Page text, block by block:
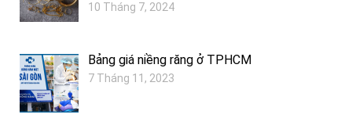
10 Tháng 7, 2024
Bảng giá niềng răng ở TPHCM
7 Tháng 11, 2023